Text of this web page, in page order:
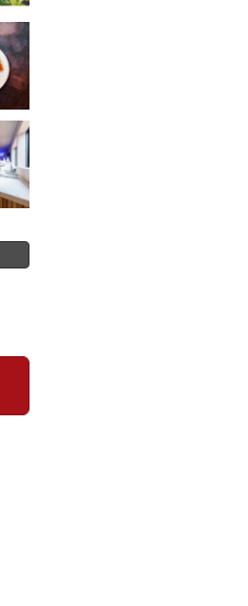
コショコラ・メープルくるみ）